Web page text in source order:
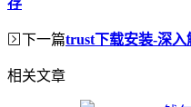
下一篇trust下载安装-深
相关文章